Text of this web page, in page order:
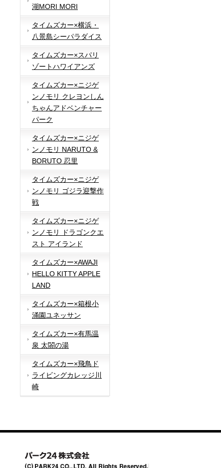
湖MORI MORI
タイムズカー×横浜・
八景島シーパラダイス
タイムズカー×スパリ
ゾートハワイアンズ
タイムズカー×ニジゲ
ンノモリ クレヨンしん
ちゃんアドベンチャー
パーク
タイムズカー×ニジゲ
ンノモリ NARUTO &
BORUTO 忍里
タイムズカー×ニジゲ
ンノモリ ゴジラ迎撃作
戦
タイムズカー×ニジゲ
ンノモリ ドラゴンクエ
スト アイランド
タイムズカー×AWAJI
HELLO KITTY APPLE
LAND
タイムズカー×箱根小
涌園ユネッサン
タイムズカー×有馬温
泉 太閤の湯
タイムズカー×飛鳥ド
ライビングカレッジ川
崎